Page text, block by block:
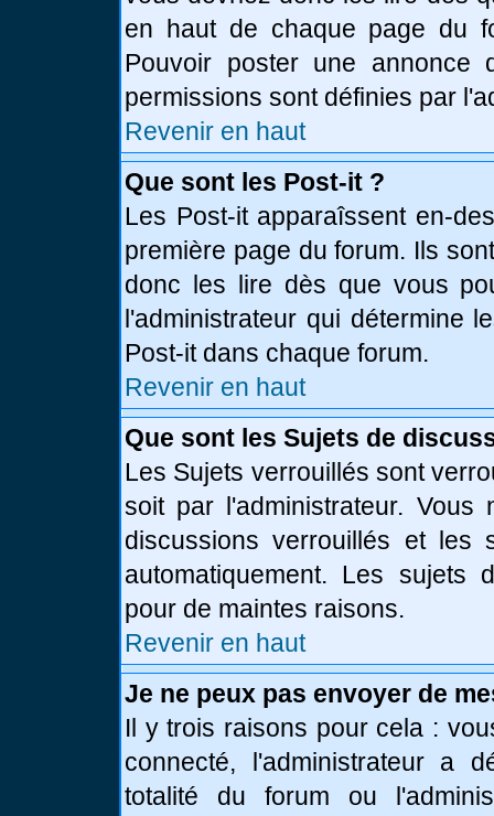
en haut de chaque page du
Pouvoir poster une annonce
permissions sont définies par
Revenir en haut
Que sont les Post-it ?
Les Post-it apparaîssent en-
première page du forum. Ils
donc les lire dès que vous
l'administrateur qui détermine
Post-it dans chaque forum.
Revenir en haut
Que sont les Sujets de
Les Sujets verrouillés sont
soit par l'administrateur.
discussions verrouillés et les
automatiquement. Les sujets
pour de maintes raisons.
Revenir en haut
Je ne peux pas envoyer de
Il y trois raisons pour cela :
connecté, l'administrateur a
totalité du forum ou